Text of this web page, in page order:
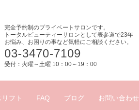
完全予約制のプライベートサロンです。
トータルビューティーサロンとして表参道で23年
お悩み、お困りの事など気軽にご相談ください。
03-3470-7109
受付：火曜～土曜 10：00～19：00
フト FAQ ブログ お問い合わせ